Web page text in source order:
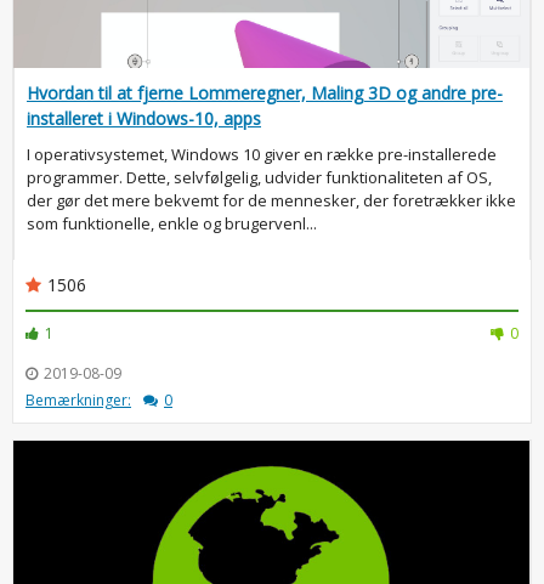
Hvordan til at fjerne Lommeregner, Maling 3D og andre pre-
installeret i Windows-10, apps
I operativsystemet, Windows 10 giver en række pre-installerede
programmer. Dette, selvfølgelig, udvider funktionaliteten af OS,
der gør det mere bekvemt for de mennesker, der foretrækker ikke
som funktionelle, enkle og brugervenl...
1506
1
0
2019-08-09
Bemærkninger:
0